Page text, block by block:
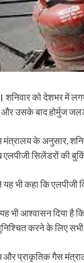
शनिवार को देशभर में
उसके बाद होर्मुज
मंत्रालय के अनुसार,
सिलेंडरों की
भी कहा कि एलपीजी
भी आश्वासन दिया है
करने के लिए
और प्राकृतिक गैस